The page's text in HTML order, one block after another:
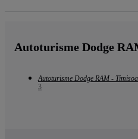
Autoturisme Dodge
Autoturisme Dodge RAM -
3